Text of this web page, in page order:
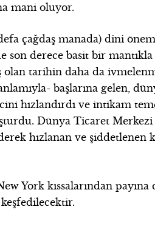
mani oluyor.
çağdaş manada) dini
son derece basit bir
olan tarihin daha da
başlarına gelen,
hızlandırdı ve intikam
Dünya Ticaret Merkezi
hızlanan ve şiddetlenen
York kıssalarından